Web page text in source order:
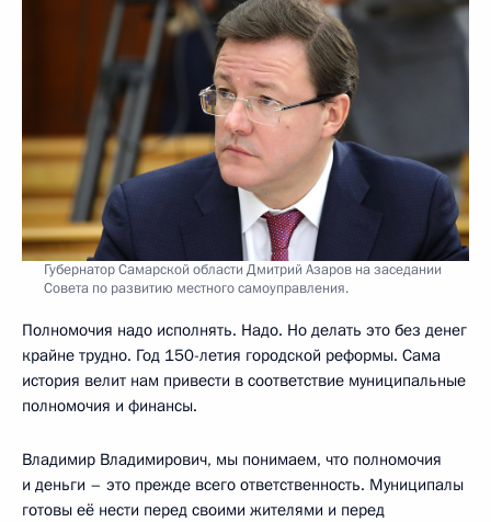
Губернатор Самарской области Дмитрий Азаров на заседании
Совета по развитию местного самоуправления.
Полномочия надо исполнять. Надо. Но делать это без денег
крайне трудно. Год 150-летия городской реформы. Сама
история велит нам привести в соответствие муниципальные
полномочия и финансы.
Владимир Владимирович, мы понимаем, что полномочия
и деньги – это прежде всего ответственность. Муниципалы
готовы её нести перед своими жителями и перед